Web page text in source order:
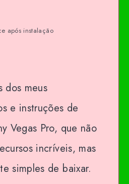
após instalação
dos meus
e instruções de
Vegas Pro, que não
incríveis, mas
simples de baixar.